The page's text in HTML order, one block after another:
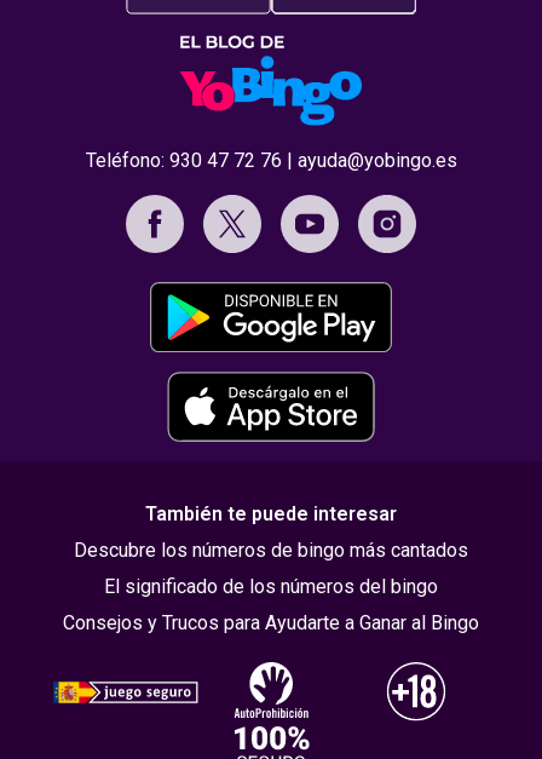
Teléfono: 930 47 72 76 | ayuda@yobingo.es
También te puede interesar
Descubre los números de bingo más cantados
El significado de los números del bingo
Consejos y Trucos para Ayudarte a Ganar al Bingo